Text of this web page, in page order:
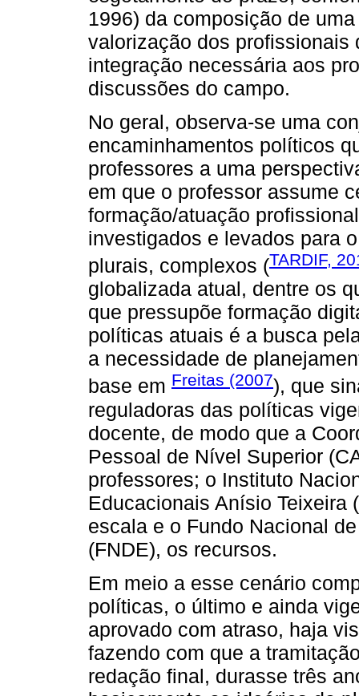
1996) da composição de
valorização dos profissionais
integração necessária aos
discussões do campo.
No geral, observa-se uma
encaminhamentos políticos
professores a uma
em que o professor assume
formação/atuação
investigados e levados para
plurais, complexos (TARDIF,
globalizada atual, dentre os
que pressupõe formação
políticas atuais é a busca
a necessidade de
base em Freitas (2007), que
reguladoras das políticas
docente, de modo que a
Pessoal de Nível Superior
professores; o Instituto
Educacionais Anísio Teixeira
escala e o Fundo Nacional
(FNDE), os recursos.
Em meio a esse cenário
políticas, o último e ainda
aprovado com atraso, haja
fazendo com que a
redação final, durasse três